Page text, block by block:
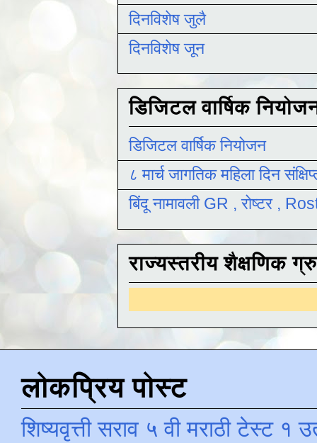
दिनविशेष जुलै
दिनविशेष जून
डिजिटल वार्षिक
डिजिटल वार्षिक नियोजन
८ मार्च जागतिक महिला दिन
बिंदू नामावली GR , रोष्टर ,
राज्यस्तरीय शैक्षणिक
लोकप्रिय पोस्ट
शिष्यवृत्ती सराव ५ वी मराठी टेस्ट १